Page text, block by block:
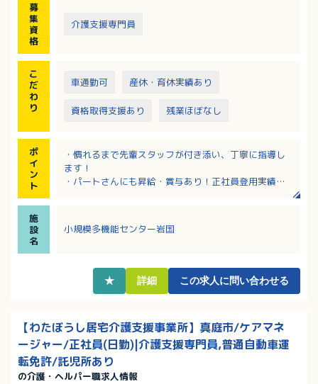
募
集
資
格
介護支援専門員
こ
だ
わ
り
車通勤可 産休・育休実績あり
資格取得支援あり 残業ほぼなし
ポ
イ
ン
ト
・慣れるまで先輩スタッフが付き添い、丁寧に指導し
ます！
・パートさんにも昇給・賞与あり！正社員登用実績多
すい環境です
施
設
名
小規模多機能センター岩国
★ 詳細 この求人に問い合わせる
【わたぼうし居宅介護支援事業所】真庭市/ケアマネ
ージャー/正社員(日勤)|介護支援専門員,普通自動車運
転免許/託児所あり
の介護・ヘルパー職求人情報